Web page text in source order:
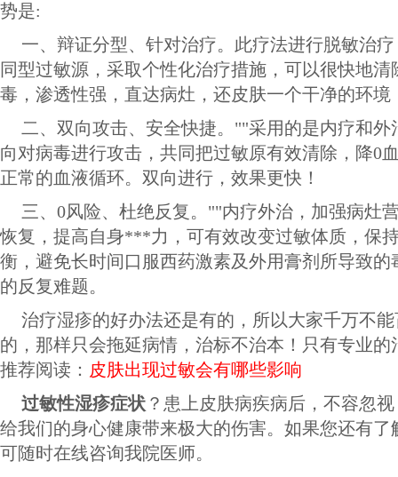
势是:
一、辩证分型、针对治疗。此疗法进行脱敏治
同型过敏源，采取个性化治疗措施，可以很快地
毒，渗透性强，直达病灶，还皮肤一个干净的环境
二、双向攻击、安全快捷。""采用的是内疗和
向对病毒进行攻击，共同把过敏原有效清除，降0
正常的血液循环。双向进行，效果更快！
三、0风险、杜绝反复。""内疗外治，加强病灶
恢复，提高自身***力，可有效改变过敏体质，保
衡，避免长时间口服西药激素及外用膏剂所导致
的反复难题。
治疗湿疹的好办法还是有的，所以大家千万不
的，那样只会拖延病情，治标不治本！只有专业
推荐阅读： 皮肤出现过敏会有哪些影响
过敏性湿疹症状 ？患上皮肤病疾病后，不容忽
给我们的身心健康带来极大的伤害。如果您还有了
可随时在线咨询我院医师。